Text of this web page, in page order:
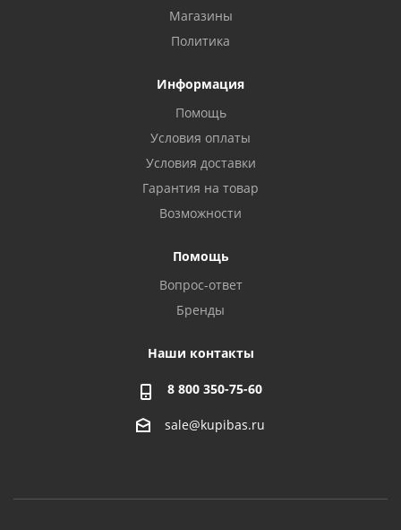
Магазины
Политика
Информация
Помощь
Условия оплаты
Условия доставки
Гарантия на товар
Возможности
Помощь
Вопрос-ответ
Бренды
Наши контакты
8 800 350-75-60
sale@kupibas.ru